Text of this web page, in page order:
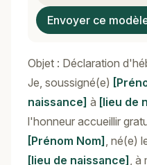
Envoyer ce
Objet : Déclaration
Je, soussigné(e)
naissance] à [lieu de
l'honneur accueillir
[Prénom Nom] , né(e)
[lieu de naissance] , à